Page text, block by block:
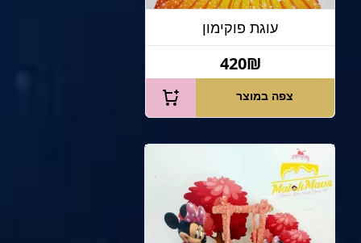
עוגת פוקימון
420₪
צפה במוצר